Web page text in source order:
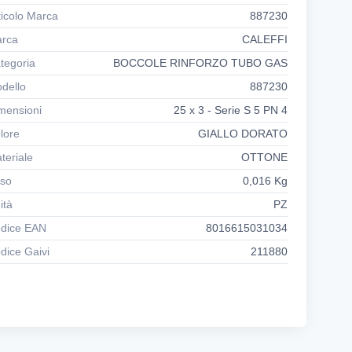
up to 63 mm and in cast iron for larger
are used for connecting polyethylene piping.
proof of the high standard of quality, the threaded
connections (up to Ø 63) have DVGW and
approval, which means that they are approved
use in Germany and Switzerland.
Marca
887230
CALEFFI
BOCCOLE RINFORZO TUBO GAS
887230
25 x 3 - Serie S 5 PN 4
GIALLO DORATO
OTTONE
0,016 Kg
PZ
EAN
8016615031034
Gaivi
211880